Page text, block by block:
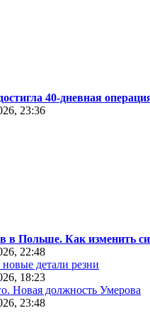
40-дневная
23:36
в Польше. Как изменить
22:48
детали резни
18:23
Новая должность Умерова
23:48